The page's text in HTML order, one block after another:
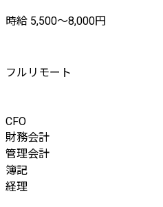
時給 5,500〜8,000円
フルリモート
CFO
財務会計
管理会計
簿記
経理